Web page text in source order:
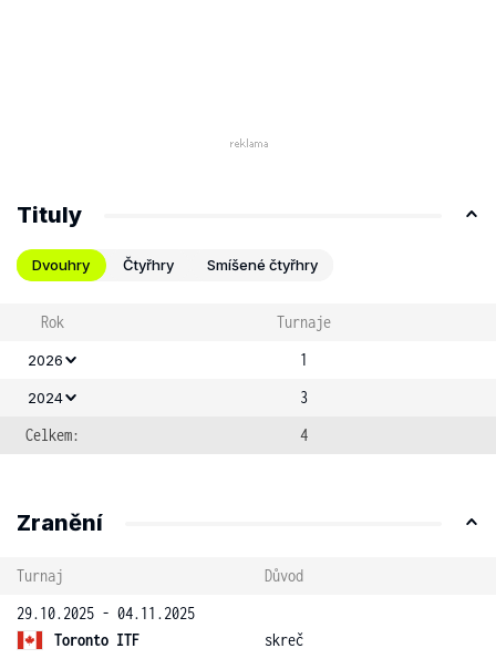
Tituly
Dvouhry Čtyřhry Smíšené čtyřhry
Rok Turnaje
2026 1
2024
3
Celkem:
4
Zranění
Turnaj
Důvod
29.10.2025 - 04.11.2025
Toronto ITF
skreč